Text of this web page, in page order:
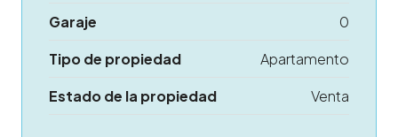
Garaje
0
Tipo de propiedad
Apartamento
Estado de la propiedad
Venta